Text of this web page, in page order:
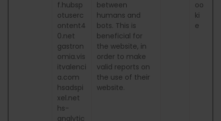
f.hubsp
otuserc
ontent4
0.net
gastron
omia.vis
itvalenci
a.com
hsadspi
xel.net
hs-
analytic
between
humans and
bots. This is
beneficial for
the website, in
order to make
valid reports on
the use of their
website.
oo
ki
e